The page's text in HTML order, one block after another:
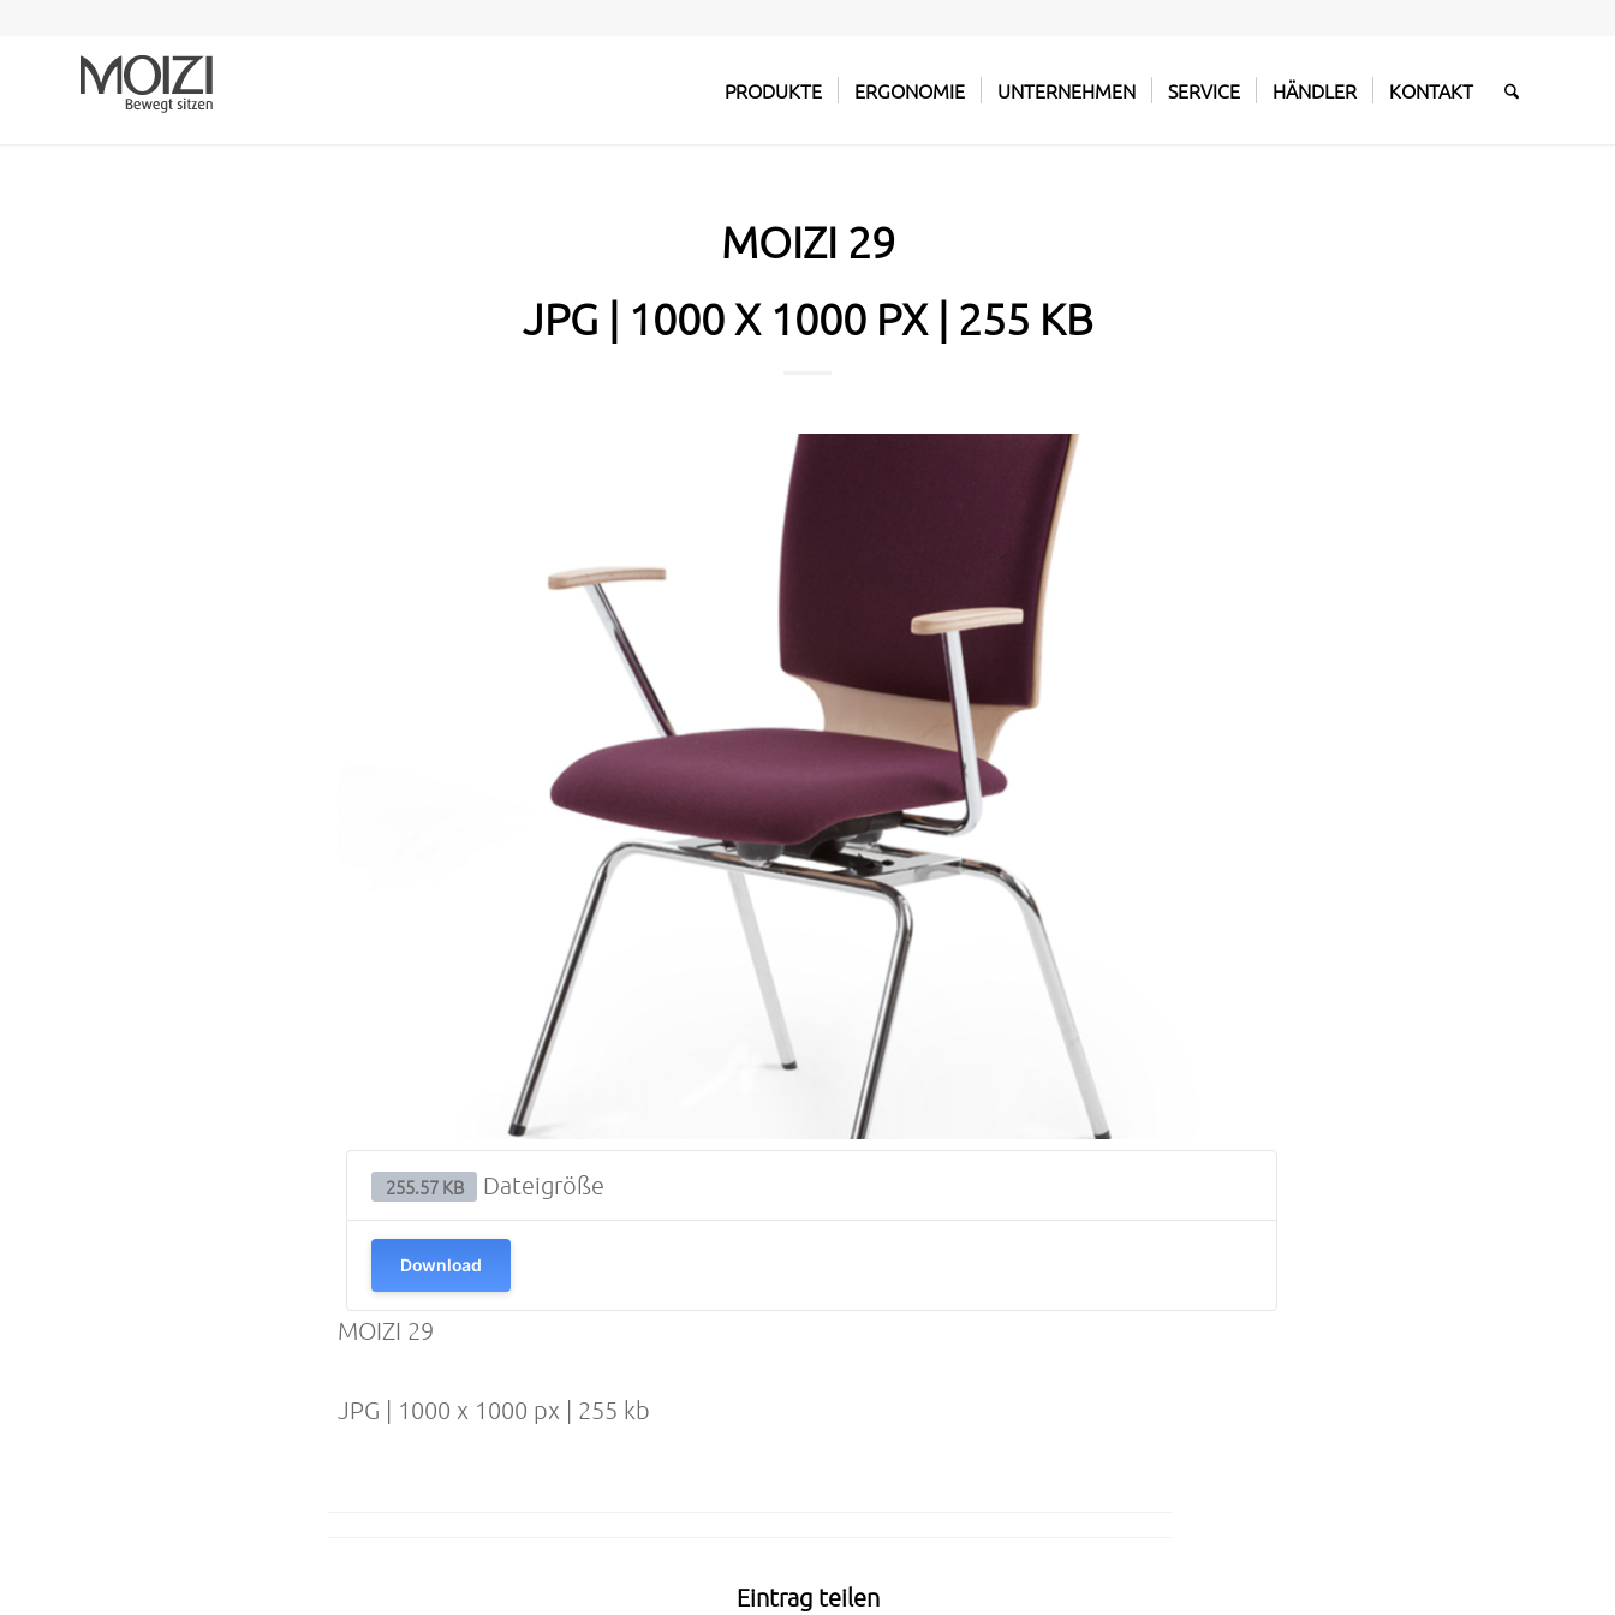
PRODUKTE ERGONOMIE UNTERNEHMEN SERVICE HÄNDLER KONTAKT
MOIZI 29
JPG | 1000 X 1000 PX | 255 KB
255.57 KB Dateigröße
Download
MOIZI 29
JPG | 1000 x 1000 px | 255 kb
Eintrag teilen